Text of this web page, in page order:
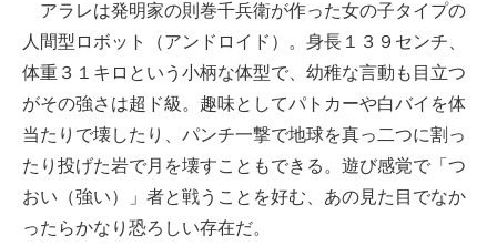
アラレは発明家の則巻千兵衛が作った女の子タイプの
人間型ロボット（アンドロイド）。身長１３９センチ、
体重３１キロという小柄な体型で、幼稚な言動も目立つ
がその強さは超ド級。趣味としてパトカーや白バイを体
当たりで壊したり、パンチ一撃で地球を真っ二つに割っ
たり投げた岩で月を壊すこともできる。遊び感覚で「つ
おい（強い）」者と戦うことを好む、あの見た目でなか
ったらかなり恐ろしい存在だ。